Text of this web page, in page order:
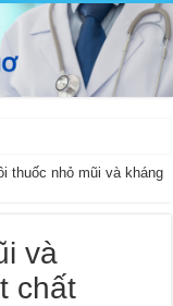
thuốc nhỏ mũi và kháng
và
chất